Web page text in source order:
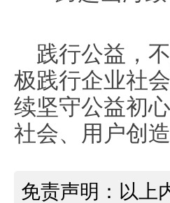
践行公益，
极践行企业社
续坚守公益初
社会、用户创造
免责声明：以上